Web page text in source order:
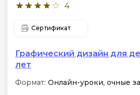
4
Сертификат
Графический дизайн для
лет
Формат: Онлайн-уроки, очные